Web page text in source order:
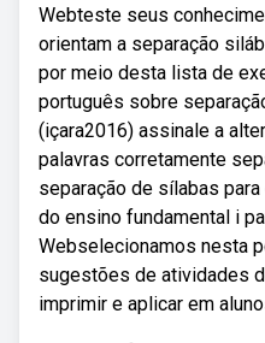
Webteste seus
orientam a separação
por meio desta lista de
português sobre
(içara2016) assinale a
palavras corretamente
separação de sílabas
do ensino fundamental i
Webselecionamos nesta
sugestões de atividades
imprimir e aplicar em